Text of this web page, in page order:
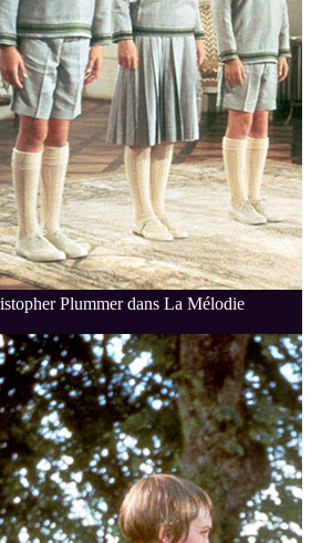
Plummer dans La Mélodie